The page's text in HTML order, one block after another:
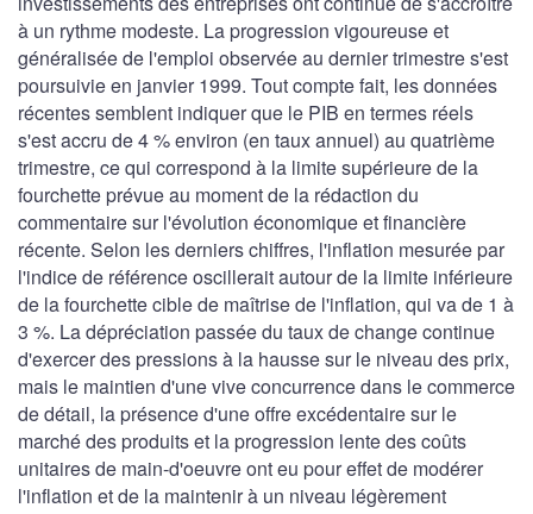
à un rythme modeste. La progression vigoureuse et
généralisée de l'emploi observée au dernier trimestre s'est
poursuivie en janvier 1999. Tout compte fait, les données
récentes semblent indiquer que le PIB en termes réels
s'est accru de 4 % environ (en taux annuel) au quatrième
trimestre, ce qui correspond à la limite supérieure de la
fourchette prévue au moment de la rédaction du
commentaire sur l'évolution économique et financière
récente. Selon les derniers chiffres, l'inflation mesurée par
l'indice de référence oscillerait autour de la limite inférieure
de la fourchette cible de maîtrise de l'inflation, qui va de 1 à
3 %. La dépréciation passée du taux de change continue
d'exercer des pressions à la hausse sur le niveau des prix,
mais le maintien d'une vive concurrence dans le commerce
de détail, la présence d'une offre excédentaire sur le
marché des produits et la progression lente des coûts
unitaires de main-d'oeuvre ont eu pour effet de modérer
l'inflation et de la maintenir à un niveau légèrement